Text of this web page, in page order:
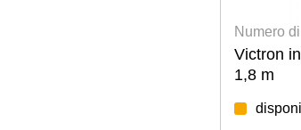
Numero di articolo: 3800700065
Victron interfaccia VE.Direct a USB,
disponibile per settimana: 34/2026